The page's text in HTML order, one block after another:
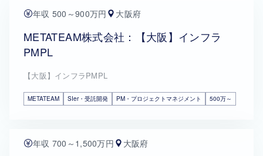
年収 500～900万円 大阪府
METATEAM株式会社：【大阪】インフラ
PMPL
【大阪】インフラPMPL
METATEAM SIer・受託開発 PM・プロジェクトマネジメント 500万～
年収 700～1,500万円 大阪府